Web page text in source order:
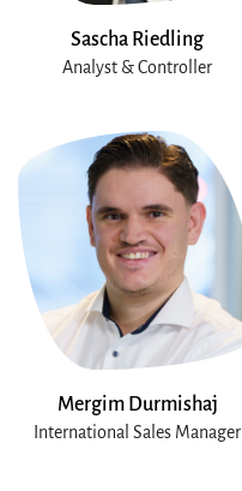
Sascha Riedling
Analyst & Controller
Mergim Durmishaj
International Sales Manager